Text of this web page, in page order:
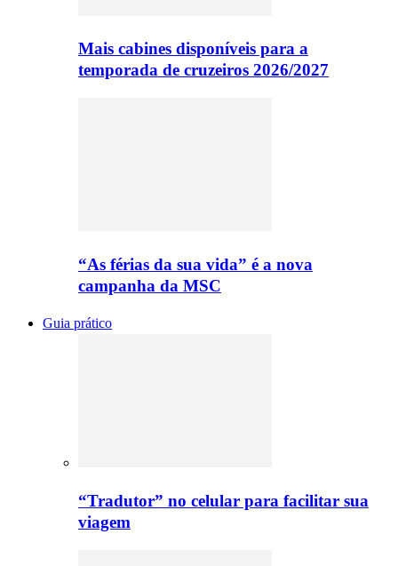
Mais cabines disponíveis para a
temporada de cruzeiros 2026/2027
“As férias da sua vida” é a nova
campanha da MSC
Guia prático
“Tradutor” no celular para facilitar sua
viagem